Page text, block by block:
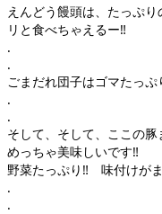
えんどう饅頭は、たっぷ
リと食べちゃえるー‼︎
.
.
ごまだれ団子はゴマたっ
.
.
そして、そして、ここの豚
めっちゃ美味しいです‼︎
野菜たっぷり‼︎ 味付けがま
.
.